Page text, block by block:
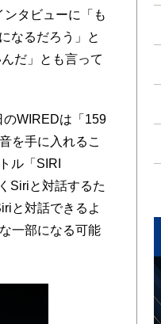
タビューに「も
なるだろう」と
だ」とも言って
WIREDは「159
を手に入れるこ
ル「SIRI
Siriと対話するた
と対話できるよ
一部になる可能